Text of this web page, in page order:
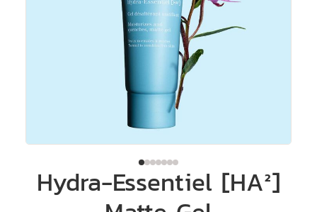
Hydra-Essentiel [HA²]